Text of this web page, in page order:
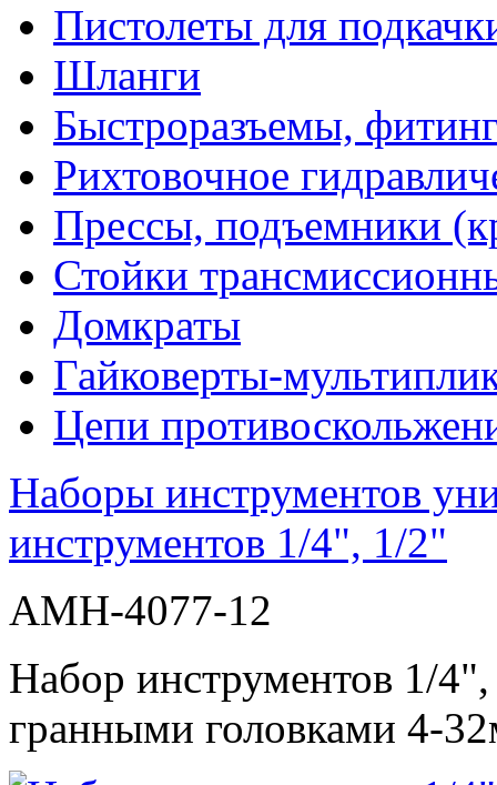
Пистолеты для
Шланги
Быстроразъемы,
Рихтовочное
Прессы, подъемники
Стойки
Домкраты
Гайковерты-
Цепи
Наборы инструментов
инструментов 1/4", 1/2"
AMH-4077-12
Набор инструментов 1/
гранными головками 4-